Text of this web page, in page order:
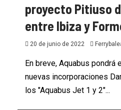
proyecto Pitiuso
entre Ibiza y
20 de junio de 2022
En breve, Aquabus pondrá
nuevas incorporaciones
los "Aquabus Jet 1 y 2"...